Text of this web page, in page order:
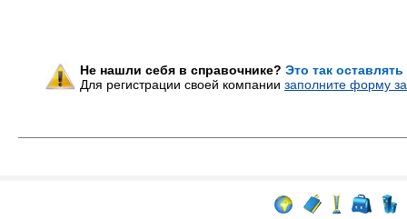
Не нашли себя в справочнике? Это так
Для регистрации своей компании заполните форму